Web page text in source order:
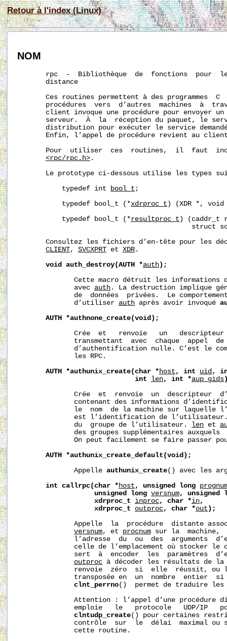
Retour à l'index (Linux)
NOM
rpc  -  Bibliothèque  de  fonctions  pour
       distance
Ces routines permettent à des programmes  C
procédures  vers  d’autres  machines  à
client invoque une procédure pour envoyer
serveur.  À  la  réception du paquet, le
distribution pour exécuter le service
Enfin, l’appel de procédure revient au
Pour  utiliser  ces  routines,  il  faut
<rpc/rpc.h> .
Le prototype ci-dessous utilise les types
           typedef int
bool_t ;
           typedef bool_t (*
xdrproc_t ) (XDR *,
           typedef bool_t (*
resultproc_t ) (caddr_t
struct
Consultez les fichiers d’en-tête pour les
CLIENT, SVCXPRT et XDR .
void
auth_destroy(AUTH *auth );
Cette macro détruit les informations
              avec
auth . La destruction implique
de  données  privées.  Le
              d’utiliser
auth après avoir invoqué
AUTH
*authnone_create(void);
Crée  et   renvoie   un
transmettant  avec  chaque  appel
d’authentification nulle. C’est le
              les RPC.
AUTH
*authunix_create(char * host , int uid ,
int
len, int *aup_gids
Crée  et  renvoie  un  descripteur
contenant des informations
le  nom  de la machine sur laquelle
est l’identification de
              du  groupe de l’utilisateur.
len et
des groupes supplémentaires auxquels
On peut facilement se faire passer
AUTH
*authunix_create_default(void);
              Appelle
authunix_create() avec les
int callrpc(char * host , unsigned long
unsigned
long versnum, unsigned
xdrproc_t
inproc, char *in,
xdrproc_t
outproc, char *out );
Appelle  la  procédure  distante
versnum, et procnum sur la
l’adresse  du  ou  des  arguments
celle de l’emplacement où stocker
sert  à  encoder  les  paramètres
outproc à décoder les résultats de
renvoie  zéro  si  elle  réussit, ou
transposée en  un  nombre  entier
clnt_perrno()  permet de traduire les
Attention : l’appel d’une procédure
emploie   le   protocole   UDP/IP
clntudp_create() pour certaines
contrôle  sur  le  délai  maximal ou
              cette routine.